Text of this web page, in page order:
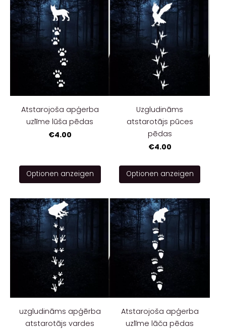
Atstarojoša apģerba
uzlīme lūša pēdas
€4.00
Optionen anzeigen
Uzgludināms
atstarotājs pūces
pēdas
€4.00
Optionen anzeigen
uzgludināms apģērba
atstarotājs vardes
Atstarojoša apģerba
uzlīme lāča pēdas